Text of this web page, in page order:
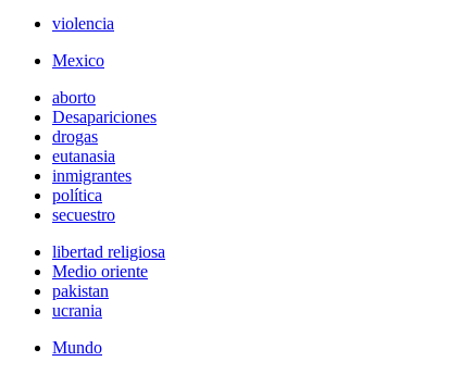
violencia
Mexico
aborto
Desapariciones
drogas
eutanasia
inmigrantes
política
secuestro
libertad religiosa
Medio oriente
pakistan
ucrania
Mundo